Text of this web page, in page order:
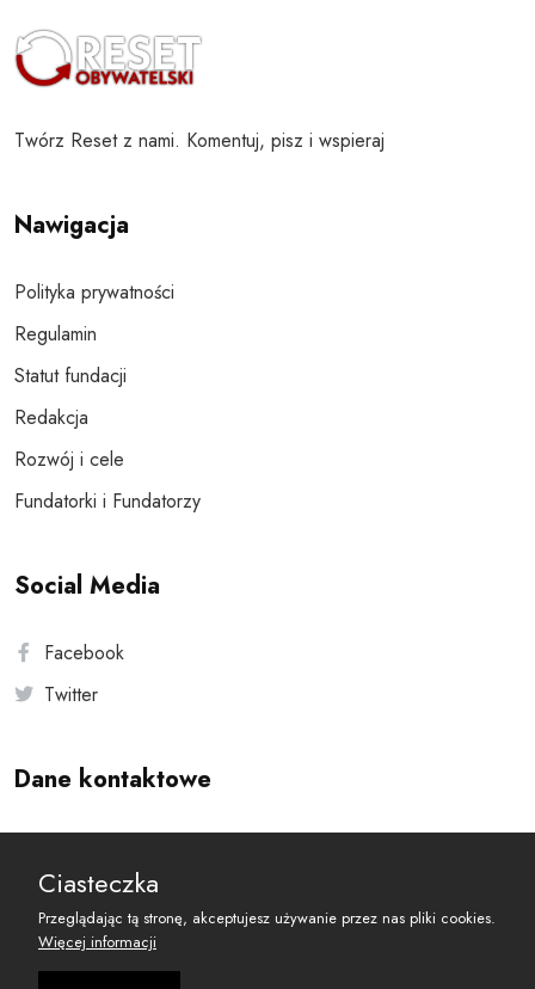
Twórz Reset z nami. Komentuj, pisz i wspieraj
Nawigacja
Polityka prywatności
Regulamin
Statut fundacji
Redakcja
Rozwój i cele
Fundatorki i Fundatorzy
Social Media
Facebook
Twitter
Dane kontaktowe
reset@resetobywatelski.pl
Ciasteczka
Przeglądając tą stronę, akceptujesz używanie przez nas pliki cookies.
Więcej informacji